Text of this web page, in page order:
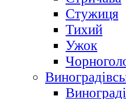
Стужиця
Тихий
Ужок